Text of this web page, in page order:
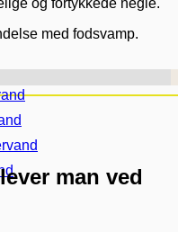
og fortykkede negle.
med fodsvamp.
man ved